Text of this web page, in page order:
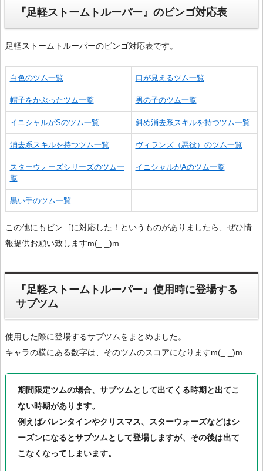
『足軽ストームトルーパー』のビンゴ対応表
足軽ストームトルーパーのビンゴ対応表です。
白色のツム一覧 口が見えるツム一覧
帽子をかぶったツム一覧 男の子のツム一覧
イニシャルがSのツム一覧 斜め消去系スキルを持つツム一覧
消去系スキルを持つツム一覧 ヴィランズ（悪役）のツム一覧
スターウォーズシリーズのツム一
覧
イニシャルがAのツム一覧
黒い手のツム一覧
この他にもビンゴに対応した！というものがありましたら、ぜひ情
報提供お願い致しますm(_ _)m
『足軽ストームトルーパー』使用時に登場する
サブツム
使用した際に登場するサブツムをまとめました。
キャラの横にある数字は、そのツムのスコアになりますm(_ _)m
期間限定ツムの場合、サブツムとして出てくる時期と出てこ
ない時期があります。
例えばバレンタインやクリスマス、スターウォーズなどはシ
ーズンになるとサブツムとして登場しますが、その後は出て
こなくなってしまいます。